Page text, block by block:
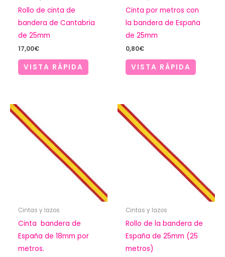
Rollo de cinta de
bandera de Cantabria
de 25mm
17,00€
VISTA RÁPIDA
Cinta por metros con
la bandera de España
de 25mm
0,80€
VISTA RÁPIDA
Cintas y lazos
Cinta bandera de
España de 18mm por
metros.
Cintas y lazos
Rollo de la bandera de
España de 25mm (25
metros)